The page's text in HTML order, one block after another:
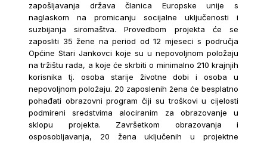
zapošljavanja država članica Europske unije s
naglaskom na promicanju socijalne uključenosti i
suzbijanja siromaštva. Provedbom projekta će se
zaposliti 35 žene na period od 12 mjeseci s područja
Općine Stari Jankovci koje su u nepovoljnom položaju
na tržištu rada, a koje će skrbiti o minimalno 210 krajnjih
korisnika tj. osoba starije životne dobi i osoba u
nepovoljnom položaju. 20 zaposlenih žena će besplatno
pohađati obrazovni program čiji su troškovi u cijelosti
podmireni sredstvima alociranim za obrazovanje u
sklopu projekta. Završetkom obrazovanja i
osposobljavanja, 20 žena uključenih u projektne